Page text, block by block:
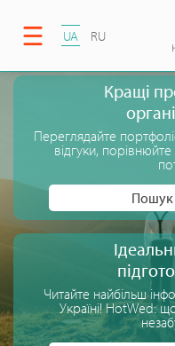
UA RU
Кращі
Переглядайте
відгуки,
Пошук
Читайте найбільш
Україні! HotWed: